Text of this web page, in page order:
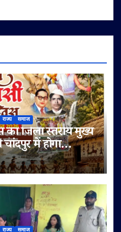
राज्य समाज
का जिला स्तरीय मुख्य
में होगा
राज्य समाज